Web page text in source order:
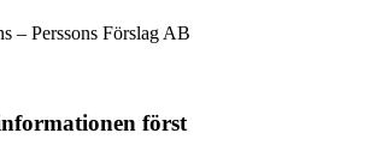
– Perssons Förslag AB
först